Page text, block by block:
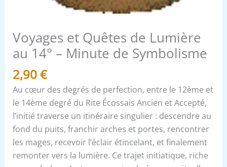
Voyages et Quêtes de Lumière
au 14° – Minute de Symbolisme
2,90€
Au cœur des degrés de perfection, entre le 12ème et
le 14ème degré du Rite Écossais Ancien et Accepté,
l’initié traverse un itinéraire singulier : descendre au
fond du puits, franchir arches et portes, rencontrer
les mages, recevoir l’éclair étincelant, et finalement
remonter vers la lumière. Ce trajet initiatique, riche